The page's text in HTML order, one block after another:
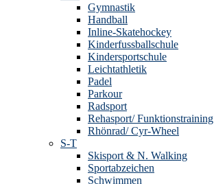
Gymnastik
Handball
Inline-Skatehockey
Kinderfussballschule
Kindersportschule
Leichtathletik
Padel
Parkour
Radsport
Rehasport/ Funktionstraining
Rhönrad/ Cyr-Wheel
S-T
Skisport & N. Walking
Sportabzeichen
Schwimmen